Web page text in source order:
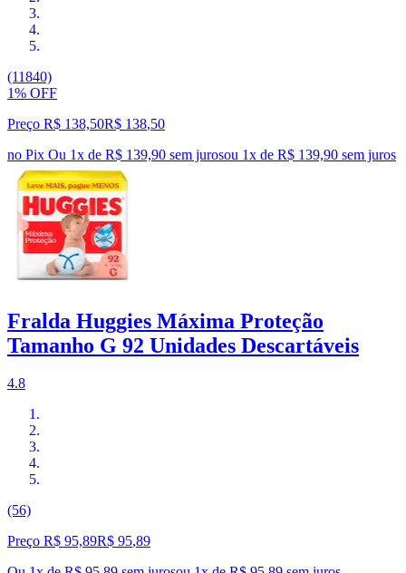
(11840)
1% OFF
Preço R$ 138,50R$ 138,50
no Pix Ou 1x de R$ 139,90 sem jurosou 1x de R$ 139,90 sem juros
Fralda Huggies Máxima Proteção
Tamanho G 92 Unidades Descartáveis
4.8
(56)
Preço R$ 95,89R$ 95,89